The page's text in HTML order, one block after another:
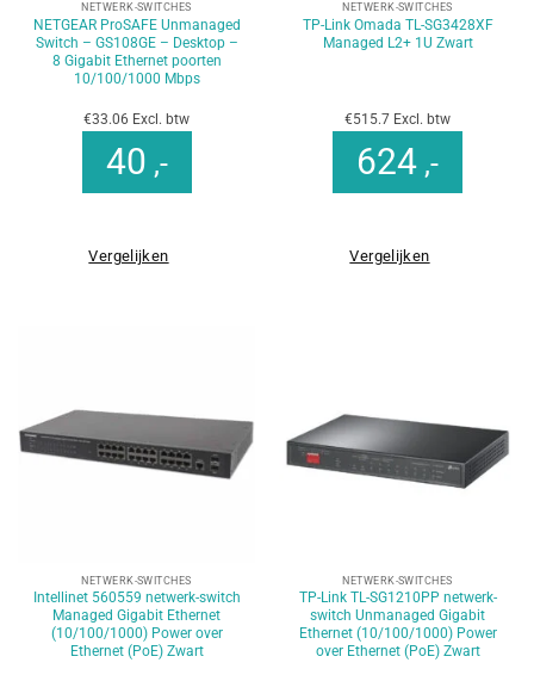
NETWERK-SWITCHES
NETGEAR ProSAFE Unmanaged
Switch – GS108GE – Desktop –
8 Gigabit Ethernet poorten
10/100/1000 Mbps
€33.06 Excl. btw
40 ,-
Vergelijken
NETWERK-SWITCHES
TP-Link Omada TL-SG3428XF
Managed L2+ 1U Zwart
€515.7 Excl. btw
624 ,-
Vergelijken
NETWERK-SWITCHES
Intellinet 560559 netwerk-switch
Managed Gigabit Ethernet
(10/100/1000) Power over
Ethernet (PoE) Zwart
NETWERK-SWITCHES
TP-Link TL-SG1210PP netwerk-
switch Unmanaged Gigabit
Ethernet (10/100/1000) Power
over Ethernet (PoE) Zwart